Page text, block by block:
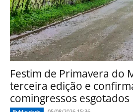
Festim de Primavera do
terceira edição e
comingressos esgotados